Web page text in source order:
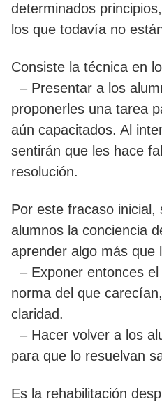
determinados
los que todavía no
Consiste la técnica en
– Presentar a los
proponerles una tarea
aún capacitados. Al
sentirán que les hace
resolución.
Por este fracaso inicial,
alumnos la conciencia
aprender algo más que
– Exponer entonces
norma del que
claridad.
– Hacer volver a los
para que lo resuelvan
Es la rehabilitación